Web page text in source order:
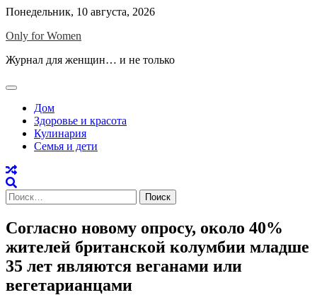
Skip
content
Понедельник, 10 августа, 2026
Only for Women
Журнал для женщин… и не только
Дом
Здоровье и красота
Кулинария
Семья и дети
Найти:
Согласно новому опросу, около 40%
жителей британской колумбии младше
35 лет являются веганами или
вегетарианцами